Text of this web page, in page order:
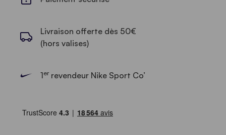
Livraison offerte dès 50€
(hors valises)
1errevendeur Nike Sport Co’